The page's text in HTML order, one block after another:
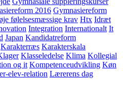
2016 Gymnasiereform
følelsesmæssige krav Htx Idræt
Integration Internationalt It
Japan Kandidatreform
Karakterræs Karakterskala
Klasseledelse Klima Kollegial
og it Kompetenceudvikling Køn
elev-relation Lærerens dag